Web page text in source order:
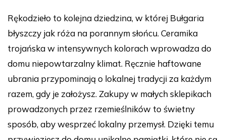
Rękodzieło to kolejna dziedzina, w której Bułgaria
błyszczy jak róża na porannym słońcu. Ceramika
trojańska w intensywnych kolorach wprowadza do
domu niepowtarzalny klimat. Ręcznie haftowane
ubrania przypominają o lokalnej tradycji za każdym
razem, gdy je założysz. Zakupy w małych sklepikach
prowadzonych przez rzemieślników to świetny
sposób, aby wesprzeć lokalny przemysł. Dzięki temu